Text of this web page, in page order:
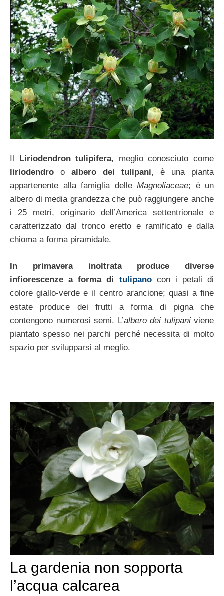
Il Liriodendron tulipifera, meglio conosciuto come
liriodendro o albero dei tulipani, è una pianta
appartenente alla famiglia delle Magnoliaceae; è un
albero di media grandezza che può raggiungere anche
i 25 metri, originario dell’America settentrionale e
caratterizzato dal tronco eretto e ramificato e dalla
chioma a forma piramidale.
In primavera inoltrata produce diverse
infiorescenze a forma di tulipanocon i petali di
colore giallo-verde e il centro arancione; quasi a fine
estate produce dei frutti a forma di pigna che
contengono numerosi semi. L’albero dei tulipani viene
piantato spesso nei parchi perché necessita di molto
spazio per svilupparsi al meglio.
La gardenia non sopporta
l’acqua calcarea